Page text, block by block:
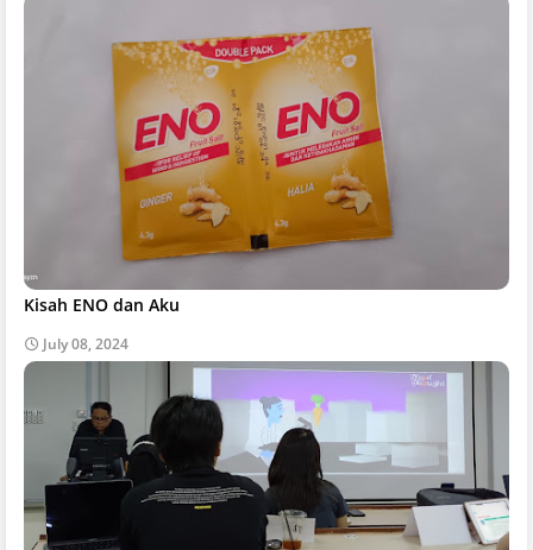
Kisah ENO dan Aku
July 08, 2024